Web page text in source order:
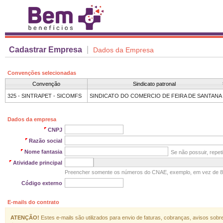
Cadastrar Empresa Dados da Empresa
Convenções selecionadas
Convenção
Sindicato patronal
SINDICATO DO COMERCIO DE FEIRA DE SANTANA
Dados da empresa
CNPJ
Razão social
Nome fantasia
Se não possuir,
Atividade principal
Preencher somente os números do CNAE, exemplo, em vez de
Código externo
E-mails do contrato
ATENÇÃO! Estes e-mails são utilizados para envio de faturas, cobranças, avisos